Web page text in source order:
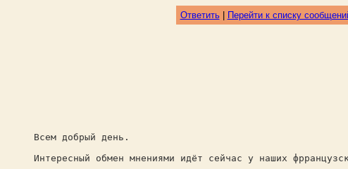
Ответить| Перейти к списку
Всем добрый день.
Интересный обмен мнениями идёт сейчас у наших